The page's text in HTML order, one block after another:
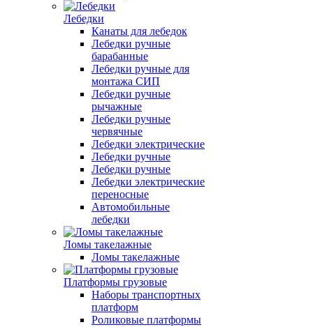
Лебедки
Канаты для лебедок
Лебедки ручные
барабанные
Лебедки ручные для
монтажа СИП
Лебедки ручные
рычажные
Лебедки ручные
червячные
Лебедки электрические
Лебедки ручные
Лебедки ручные
Лебедки электрические
переносные
Автомобильные
лебедки
Ломы такелажные
Ломы такелажные
Платформы грузовые
Наборы транспортных
платформ
Роликовые платформы